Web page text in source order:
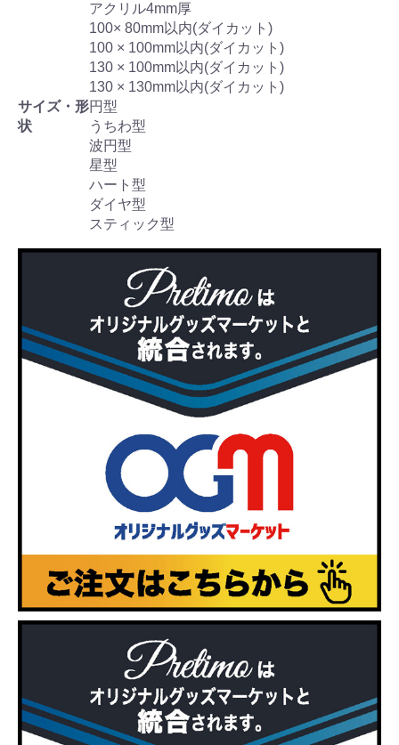
サイズ・形
状
アクリル4mm厚
100× 80mm以内(ダイカット)
100 × 100mm以内(ダイカット)
130 × 100mm以内(ダイカット)
130 × 130mm以内(ダイカット)
円型
うちわ型
波円型
星型
ハート型
ダイヤ型
スティック型